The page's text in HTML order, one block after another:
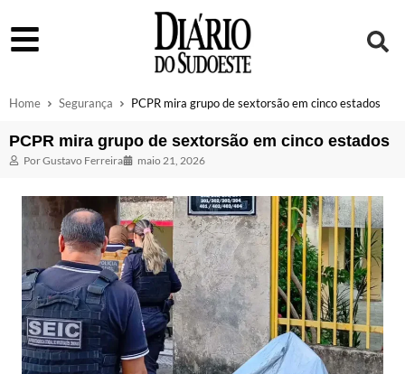
Home Segurança PCPR mira grupo de sextorsão em cinco estados
PCPR mira grupo de sextorsão em cinco estados
PorGustavo Ferreira maio 21, 2026